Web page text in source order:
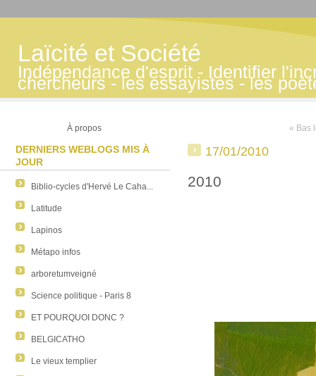
Laïcité et Société
Indépendance d'esprit - Identifier
chercheurs - les essayistes - les
À propos
DERNIERS WEBLOGS MIS À
JOUR
Biblio-cycles d'Hervé Le Caha...
Latitude
Lapinos
Métapo infos
arboretumveigné
Science politique - Paris 8
ET POURQUOI DONC ?
BELGICATHO
Le vieux templier
« Bas
17/01/2010
2010